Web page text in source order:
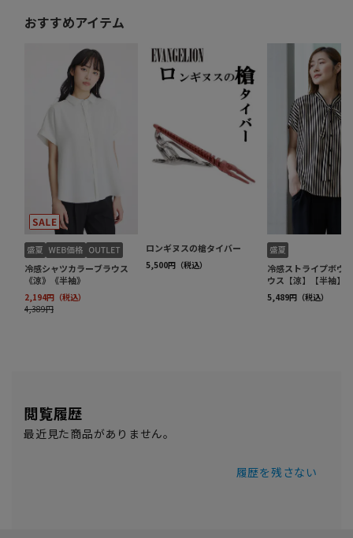
閲覧履歴
最近見た商品がありません。
履歴を残さない